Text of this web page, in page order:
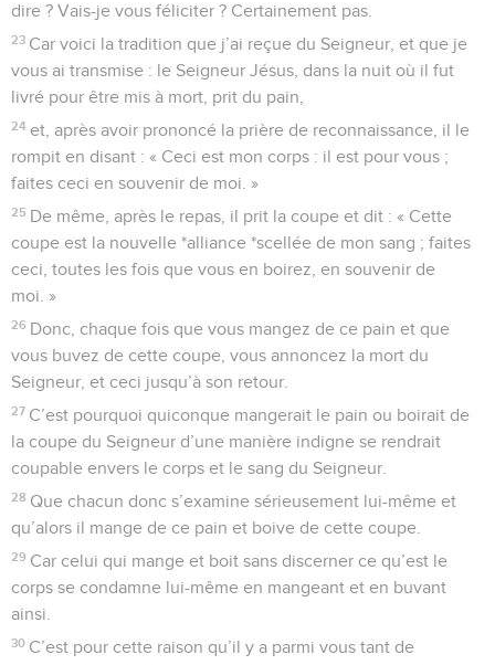
dire ? Vais-je vous féliciter ? Certainement pas.
23 Car voici la tradition que j’ai reçue du Seigneur, et que je
vous ai transmise : le Seigneur Jésus, dans la nuit où il fut
livré pour être mis à mort, prit du pain,
24 et, après avoir prononcé la prière de reconnaissance, il le
rompit en disant : « Ceci est mon corps : il est pour vous ;
faites ceci en souvenir de moi. »
25 De même, après le repas, il prit la coupe et dit : « Cette
coupe est la nouvelle *alliance *scellée de mon sang ; faites
ceci, toutes les fois que vous en boirez, en souvenir de
moi. »
26 Donc, chaque fois que vous mangez de ce pain et que
vous buvez de cette coupe, vous annoncez la mort du
Seigneur, et ceci jusqu’à son retour.
27 C’est pourquoi quiconque mangerait le pain ou boirait de
la coupe du Seigneur d’une manière indigne se rendrait
coupable envers le corps et le sang du Seigneur.
28 Que chacun donc s’examine sérieusement lui-même et
qu’alors il mange de ce pain et boive de cette coupe.
29 Car celui qui mange et boit sans discerner ce qu’est le
corps se condamne lui-même en mangeant et en buvant
ainsi.
30 C’est pour cette raison qu’il y a parmi vous tant de